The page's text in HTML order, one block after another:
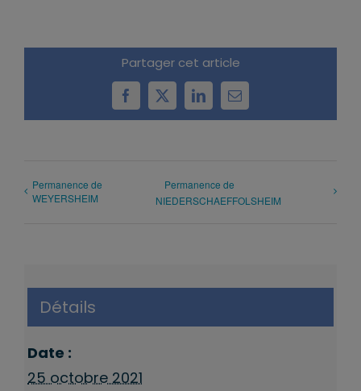
Partager cet article
Facebook
X LinkedInEmail
Permanence de
WEYERSHEIM
Permanence de
NIEDERSCHAEFFOLSHEIM
Détails
Date :
25 octobre 2021